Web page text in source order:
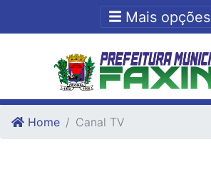
Ir para o fim do conteudo
Mais opções
Home Canal TV